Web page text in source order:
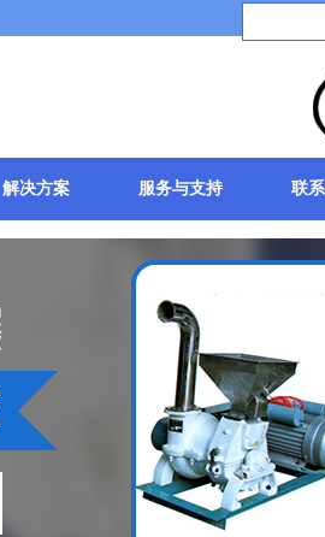
解决方案 服务与支持 联